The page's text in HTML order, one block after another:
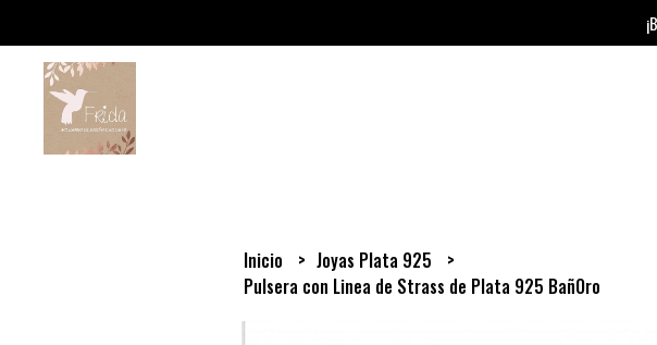
Inicio
Joyas Plata 925
Pulsera con Linea de Strass de Plata 925 BañOro